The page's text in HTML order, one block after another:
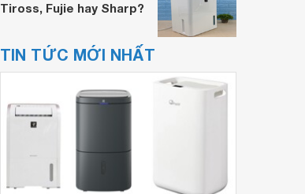
Tiross, Fujie hay Sharp?
TIN TỨC MỚI NHẤT